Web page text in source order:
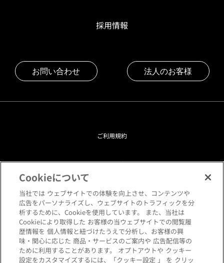
採用情報
お問い合わせ 法人のお客様
ご利用規約
プライバシーポリシー
クッキーポリシー
閲覧環境について
サイトマップ
Cookieについて
当社では ウェブサイトでの体験を向上させ、コンテンツや
広告をパーソナライズし、ウェブサイトのトラフィックを分
析するために、Cookieを使用しています。 また、当社は
Cookieにより取得した お客様の当ウェブサイトでの閲覧履
歴情報を 個人情報と紐づけたうえで分析し、お客様の興
味・関心に応じた 商品・サービスのご案内や 広告配信等の
ために利用することがあります。 オプトアウトや クッキー
設定をカスタマイズするには、「クッキー設定 」 を クリッ